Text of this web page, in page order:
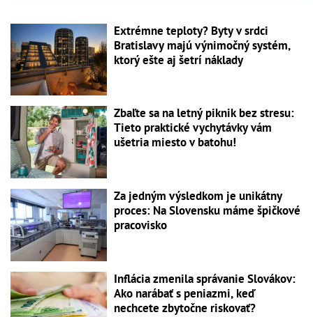
Extrémne teploty? Byty v srdci
Bratislavy majú výnimočný systém,
ktorý ešte aj šetrí náklady
Zbaľte sa na letný piknik bez stresu:
Tieto praktické vychytávky vám
ušetria miesto v batohu!
Za jedným výsledkom je unikátny
proces: Na Slovensku máme špičkové
pracovisko
Inflácia zmenila správanie Slovákov:
Ako narábať s peniazmi, keď
nechcete zbytočne riskovať?